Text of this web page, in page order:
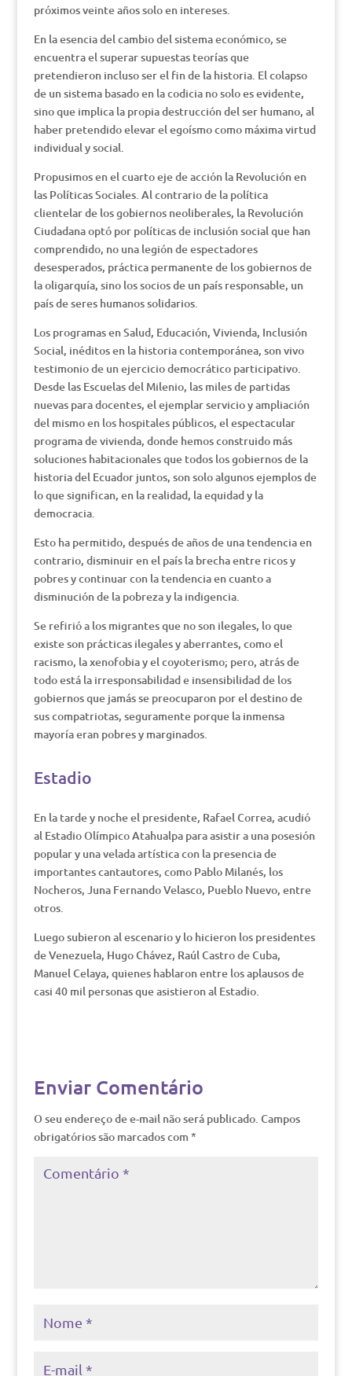
próximos veinte años solo en intereses.
En la esencia del cambio del sistema económico, se
encuentra el superar supuestas teorías que
pretendieron incluso ser el fin de la historia. El colapso
de un sistema basado en la codicia no solo es evidente,
sino que implica la propia destrucción del ser humano, al
haber pretendido elevar el egoísmo como máxima virtud
individual y social.
Propusimos en el cuarto eje de acción la Revolución en
las Políticas Sociales. Al contrario de la política
clientelar de los gobiernos neoliberales, la Revolución
Ciudadana optó por políticas de inclusión social que han
comprendido, no una legión de espectadores
desesperados, práctica permanente de los gobiernos de
la oligarquía, sino los socios de un país responsable, un
país de seres humanos solidarios.
Los programas en Salud, Educación, Vivienda, Inclusión
Social, inéditos en la historia contemporánea, son vivo
testimonio de un ejercicio democrático participativo.
Desde las Escuelas del Milenio, las miles de partidas
nuevas para docentes, el ejemplar servicio y ampliación
del mismo en los hospitales públicos, el espectacular
programa de vivienda, donde hemos construido más
soluciones habitacionales que todos los gobiernos de la
historia del Ecuador juntos, son solo algunos ejemplos de
lo que significan, en la realidad, la equidad y la
democracia.
Esto ha permitido, después de años de una tendencia en
contrario, disminuir en el país la brecha entre ricos y
pobres y continuar con la tendencia en cuanto a
disminución de la pobreza y la indigencia.
Se refirió a los migrantes que no son ilegales, lo que
existe son prácticas ilegales y aberrantes, como el
racismo, la xenofobia y el coyoterismo; pero, atrás de
todo está la irresponsabilidad e insensibilidad de los
gobiernos que jamás se preocuparon por el destino de
sus compatriotas, seguramente porque la inmensa
mayoría eran pobres y marginados.
Estadio
En la tarde y noche el presidente, Rafael Correa, acudió
al Estadio Olímpico Atahualpa para asistir a una posesión
popular y una velada artística con la presencia de
importantes cantautores, como Pablo Milanés, los
Nocheros, Juna Fernando Velasco, Pueblo Nuevo, entre
otros.
Luego subieron al escenario y lo hicieron los presidentes
de Venezuela, Hugo Chávez, Raúl Castro de Cuba,
Manuel Celaya, quienes hablaron entre los aplausos de
casi 40 mil personas que asistieron al Estadio.
Enviar Comentário
O seu endereço de e-mail não será publicado. Campos
obrigatórios são marcados com *